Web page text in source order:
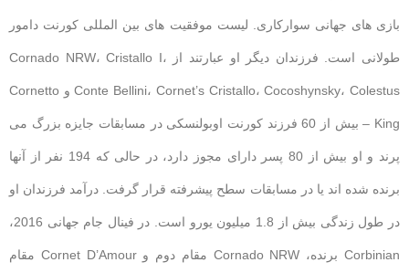
بازی های جهانی سوارکاری. لیست موفقیت های بین المللی کورنت دامور
طولانی است. فرزندان دیگر او عبارتند از Cornado NRW، Cristallo I،
Conte Bellini، Cornet’s Cristallo، Cocoshynsky، Colestus و Cornetto
King – بیش از 60 فرزند کورنت اوبولنسکی در مسابقات جایزه بزرگ می
پرند و او بیش از 80 پسر دارای مجوز دارد، در حالی که 194 نفر از آنها
برنده شده اند یا در مسابقات سطح پیشرفته قرار گرفت. درآمد فرزندان او
در طول زندگی بیش از 1.8 میلیون یورو است. در فینال جام جهانی 2016،
Corbinian برنده، Cornado NRW مقام دوم و Cornet D’Amour مقام